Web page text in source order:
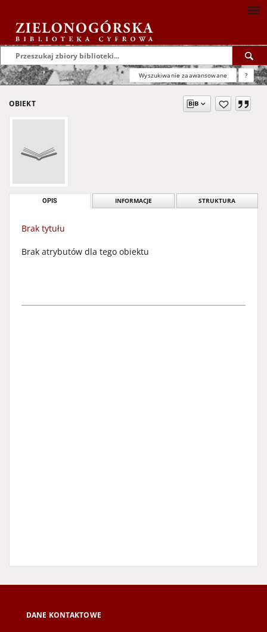
Wyszukiwanie zaawansowane ?
OBIEKT
OPIS INFORMACJE STRUKTURA
Brak tytułu
Brak atrybutów dla tego obiektu
DANE KONTAKTOWE